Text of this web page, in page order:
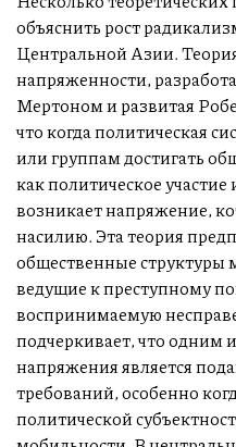
объяснить рост
Центральной Азии.
напряженности,
Мертоном и развитая
что когда политическая
или группам достигать
как политическое участие
возникает напряжение,
насилию. Эта теория
общественные структуры
ведущие к преступному
воспринимаемую
подчеркивает, что одним
напряжения является
требований, особенно
политической